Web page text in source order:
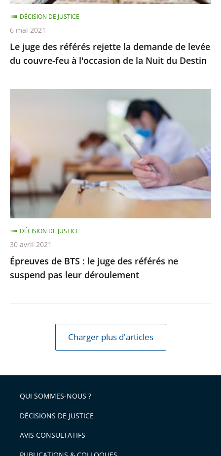
du
couvre-
feu
à
l'occasion
la
Le juge des référés rejette la demande de levée
du couvre-feu à l'occasion de la Nuit du Destin
DÉCISION DE JUSTICE
6 mai 2021
le
juge
des
référés
ne
suspend
pas
leur
déroulement
Épreuves de BTS : le juge des référés ne
suspend pas leur déroulement
DÉCISION DE JUSTICE
30 avril 2021
Charger plus d'articles
QUI SOMMES-NOUS ?
DÉCISIONS DE JUSTICE
AVIS CONSULTATIFS